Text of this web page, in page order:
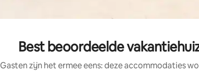
Best beoordeelde
Gasten zijn het ermee eens: deze accommodaties